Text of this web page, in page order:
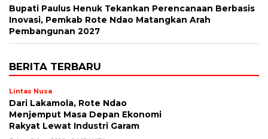
Bupati Paulus Henuk Tekankan Perencanaan Berbasis
Inovasi, Pemkab Rote Ndao Matangkan Arah
Pembangunan 2027
BERITA TERBARU
Lintas Nusa
Dari Lakamola, Rote Ndao
Menjemput Masa Depan Ekonomi
Rakyat Lewat Industri Garam